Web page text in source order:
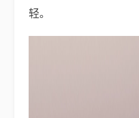
轻。